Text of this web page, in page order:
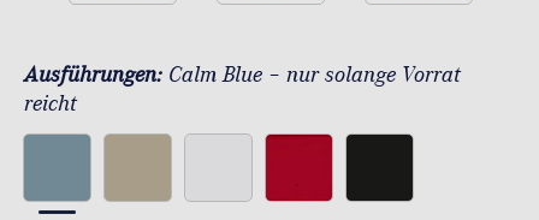
Ausführungen: Calm Blue – nur solange Vorrat
reicht